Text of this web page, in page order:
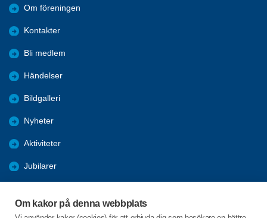
Om kakor på denna webbplats
Om föreningen
Kontakter
Bli medlem
Händelser
Bildgalleri
Nyheter
Aktiviteter
Jubilarer
Förmåner